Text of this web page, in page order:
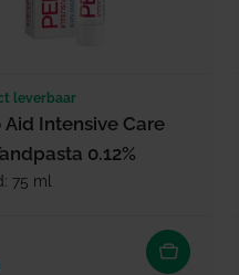
leverbaar
Aid Intensive Care
0.12%
75 ml
prijs